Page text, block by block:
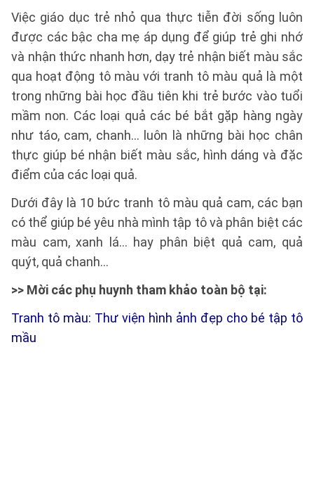
Việc giáo dục trẻ nhỏ qua thực tiễn đời sống luôn
được các bậc cha mẹ áp dụng để giúp trẻ ghi nhớ
và nhận thức nhanh hơn, dạy trẻ nhận biết màu sắc
qua hoạt động tô màu với tranh tô màu quả là một
trong những bài học đầu tiên khi trẻ bước vào tuổi
mầm non. Các loại quả các bé bắt gặp hàng ngày
như táo, cam, chanh... luôn là những bài học chân
thực giúp bé nhận biết màu sắc, hình dáng và đặc
điểm của các loại quả.
Dưới đây là 10 bức tranh tô màu quả cam, các bạn
có thể giúp bé yêu nhà mình tập tô và phân biệt các
màu cam, xanh lá... hay phân biệt quả cam, quả
quýt, quả chanh...
>> Mời các phụ huynh tham khảo toàn bộ tại:
Tranh tô màu: Thư viện hình ảnh đẹp cho bé tập tô
mầu